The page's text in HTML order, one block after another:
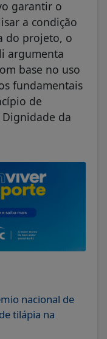
a condição
do projeto, o
argumenta
base no uso
fundamentais
de
da
nacional de
tilápia na